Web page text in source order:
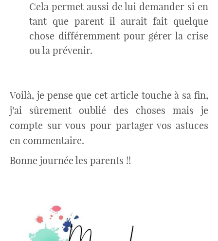
Cela permet aussi de lui demander si en
tant que parent il aurait fait quelque
chose différemment pour gérer la crise
ou la prévenir.
Voilà, je pense que cet article touche à sa fin,
j’ai sûrement oublié des choses mais je
compte sur vous pour partager vos astuces
en commentaire.
Bonne journée les parents !!